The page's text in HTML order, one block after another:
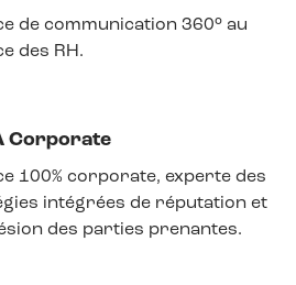
de communication 360° au
des RH.
Corporate
100% corporate, experte des
intégrées de réputation et
des parties prenantes.